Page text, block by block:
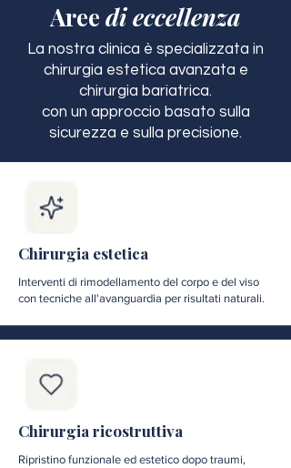
Aree di eccellenza
La nostra clinica è specializzata in
chirurgia estetica avanzata e
chirurgia bariatrica.
con un approccio basato sulla
sicurezza e sulla precisione.
Chirurgia estetica
Interventi di rimodellamento del corpo e del viso
con tecniche all'avanguardia per risultati naturali.
Chirurgia ricostruttiva
Ripristino funzionale ed estetico dopo traumi,